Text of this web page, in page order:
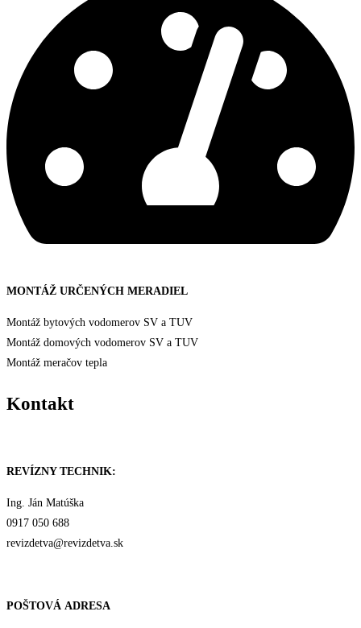
MONTÁŽ URČENÝCH MERADIEL
Montáž bytových vodomerov SV a TUV
Montáž domových vodomerov SV a TUV
Montáž meračov tepla
Kontakt
REVÍZNY TECHNIK:
Ing. Ján Matúška
0917 050 688
revizdetva@revizdetva.sk
POŠTOVÁ ADRESA